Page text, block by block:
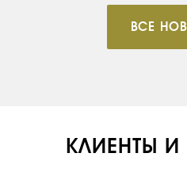
ВСЕ
КЛИЕНТЫ И